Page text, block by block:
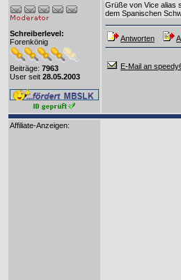
Schreiberlevel:
Forenkönig
Beiträge: 7963
User seit 28.05.2003
Grüße von Vice alias
dem Spanischen
Antworten
E-Mail an
Affiliate-Anzeigen: